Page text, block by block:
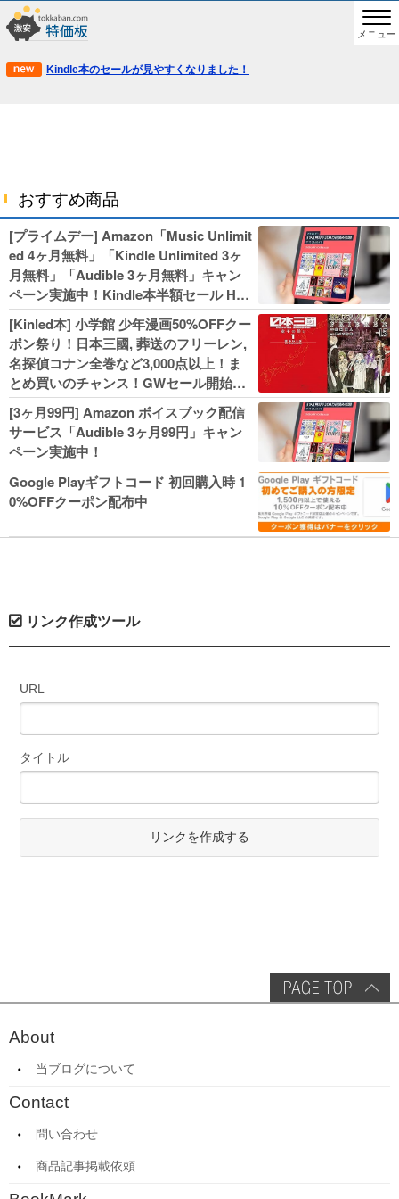
メニュー
Kindle本のセールが見やすくなりました！
おすすめ商品
[プライムデー] Amazon「Music Unlimit
ed 4ヶ月無料」「Kindle Unlimited 3ヶ
月無料」「Audible 3ヶ月無料」キャン
ペーン実施中！Kindle本半額セール HU
NTER×HUNTERなど集英社、無職転生,
幼女戦記などKADOKAWA、キャプテン
翼100円セールも！
[Kinled本] 小学館 少年漫画50%OFFクー
ポン祭り！日本三國, 葬送のフリーレン,
名探偵コナン全巻など3,000点以上！ま
とめ買いのチャンス！GWセール開始！
人気コミック多数 カドカワ祭やIT関連本
がセールに！
[3ヶ月99円] Amazon ボイスブック配信
サービス「Audible 3ヶ月99円」キャン
ペーン実施中！
Google Playギフトコード 初回購入時 1
0%OFFクーポン配布中
リンク作成ツール
URL
タイトル
リンクを作成する
About
当ブログについて
Contact
問い合わせ
商品記事掲載依頼